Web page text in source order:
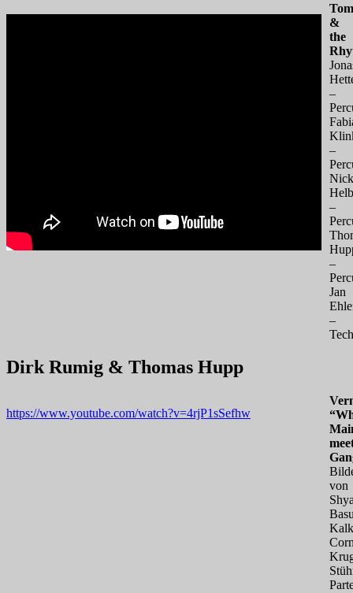
Tom
&
the
–
–
–
–
Jan
–
Dirk Rumig & Thomas Hupp
https://www.youtube.com/watch?v=4rjP1sSefhw
von